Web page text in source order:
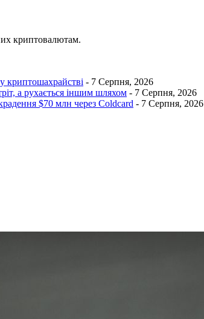
криптовалютам.
криптошахрайстві - 7 Серпня, 2026
а рухається іншим шляхом - 7 Серпня, 2026
$70 млн через Coldcard - 7 Серпня, 2026